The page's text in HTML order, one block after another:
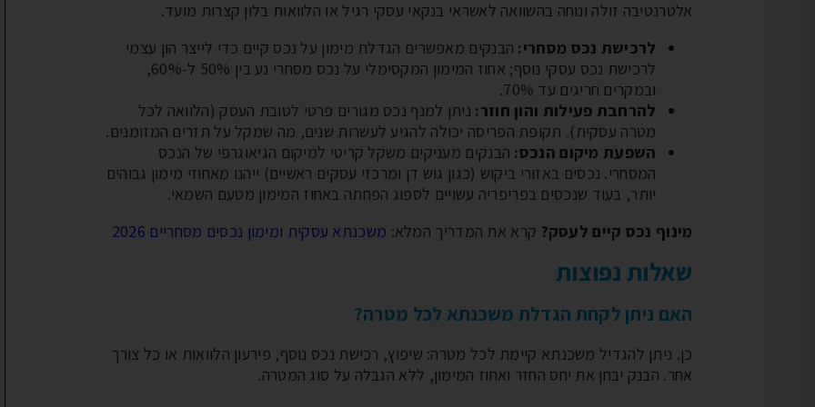
אלטרנטיבה זולה ונוחה בהשוואה לאשראי בנקאי עסקי רגיל או הלוואות בלון קצרות מועד.
לרכישת נכס מסחרי: הבנקים מאפשרים הגדלת מימון על נכס קיים כדי לייצר הון עצמי
לרכישת נכס עסקי נוסף; אחוז המימון המקסימלי על נכס מסחרי נע בין 50% ל-60%,
ובמקרים חריגים עד 70%.
להרחבת פעילות והון חוזר: ניתן למנף נכס מגורים פרטי לטובת העסק (הלוואה לכל
מטרה עסקית). תקופת הפריסה יכולה להגיע לעשרות שנים, מה שמקל על תזרים המזומנים.
השפעת מיקום הנכס: הבנקים מעניקים משקל קריטי למיקום הגיאוגרפי של הנכס
המסחרי. נכסים באזורי ביקוש (כגון גוש דן ומרכזי עסקים ראשיים) ייהנו מאחוזי מימון גבוהים
יותר, בעוד שנכסים בפריפריה עשויים לספוג הפחתה באחוז המימון מטעם השמאי.
מינוף נכס קיים לעסק? קרא את המדריך המלא: משכנתא עסקית ומימון נכסים מסחריים 2026
שאלות נפוצות
האם ניתן לקחת הגדלת משכנתא לכל מטרה?
כן. ניתן להגדיל משכנתא קיימת לכל מטרה: שיפוץ, רכישת נכס נוסף, פירעון הלוואות או כל צורך
אחר. הבנק יבחן את יחס החזר ואחוז המימון, ללא הגבלה על סוג המטרה.
להכיר
סוגי איחוד הלוואות שחשוב להכיר
לא כל איחוד הלוואות נראה אותו
משכנתא הפוכה היא סוג של
הלוואה המאפשרת לבעלי בתים
משכנתא למגרש היא הלוואה
שניתנת לרכישת קרקע לבנייה
הקצאת הון
זה ואיך זה
המשתנים